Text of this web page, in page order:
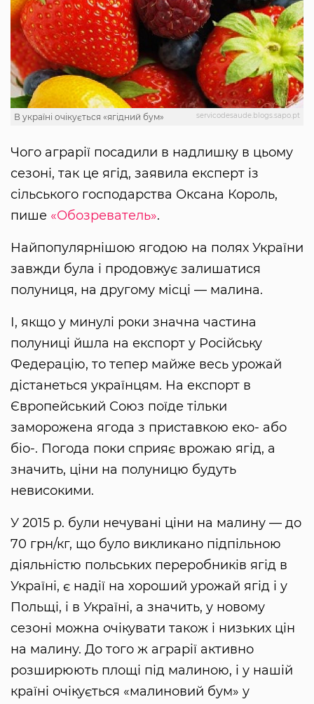
servicodesaude.blogs.sapo.pt
В україні очікується «ягідний бум»
Чого аграрії посадили в надлишку в цьому
сезоні, так це ягід, заявила експерт із
сільського господарства Оксана Король,
пише «Обозреватель».
Найпопулярнішою ягодою на полях України
завжди була і продовжує залишатися
полуниця, на другому місці — малина.
І, якщо у минулі роки значна частина
полуниці йшла на експорт у Російську
Федерацію, то тепер майже весь урожай
дістанеться українцям. На експорт в
Європейський Союз поїде тільки
заморожена ягода з приставкою еко- або
біо-. Погода поки сприяє врожаю ягід, а
значить, ціни на полуницю будуть
невисокими.
У 2015 р. були нечувані ціни на малину — до
70 грн/кг, що було викликано підпільною
діяльністю польських переробників ягід в
Україні, є надії на хороший урожай ягід і у
Польщі, і в Україні, а значить, у новому
сезоні можна очікувати також і низьких цін
на малину. До того ж аграрії активно
розширюють площі під малиною, і у нашій
країні очікується «малиновий бум» у